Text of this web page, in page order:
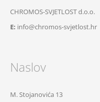
CHROMOS-SVJETLOST d.o.o.
E: info@chromos-svjetlost.hr
Naslov
M. Stojanovića 13